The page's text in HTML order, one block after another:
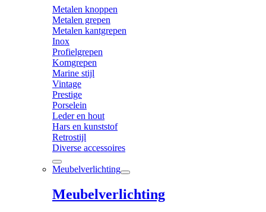
Metalen knoppen
Metalen grepen
Metalen kantgrepen
Inox
Profielgrepen
Komgrepen
Marine stijl
Vintage
Prestige
Porselein
Leder en hout
Hars en kunststof
Retrostijl
Diverse accessoires
Meubelverlichting
Meubelverlichting